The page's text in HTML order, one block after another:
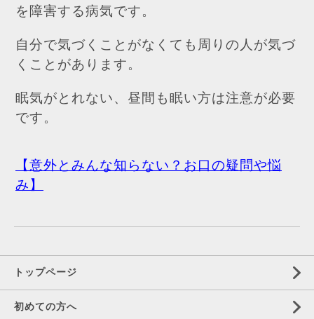
を障害する病気です。
自分で気づくことがなくても周りの人が気づ
くことがあります。
眠気がとれない、昼間も眠い方は注意が必要
です。
【意外とみんな知らない？お口の疑問や悩
み】
トップページ
初めての方へ